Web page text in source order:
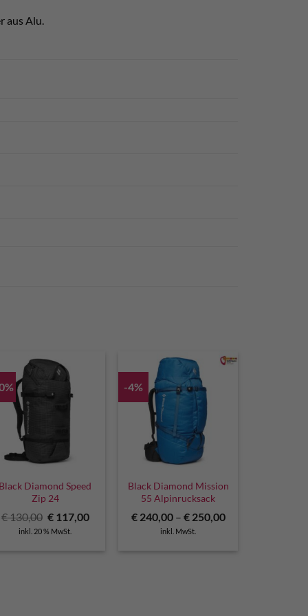
aus Alu.
Diamond Speed
Zip 24
€130,00 Ursprünglicher
Preis
war:
€ 117,00Aktueller
inkl. 20 % MwSt.
-4%
Black Diamond Mission
55 Alpinrucksack
€240,00– €250,00
inkl. MwSt.